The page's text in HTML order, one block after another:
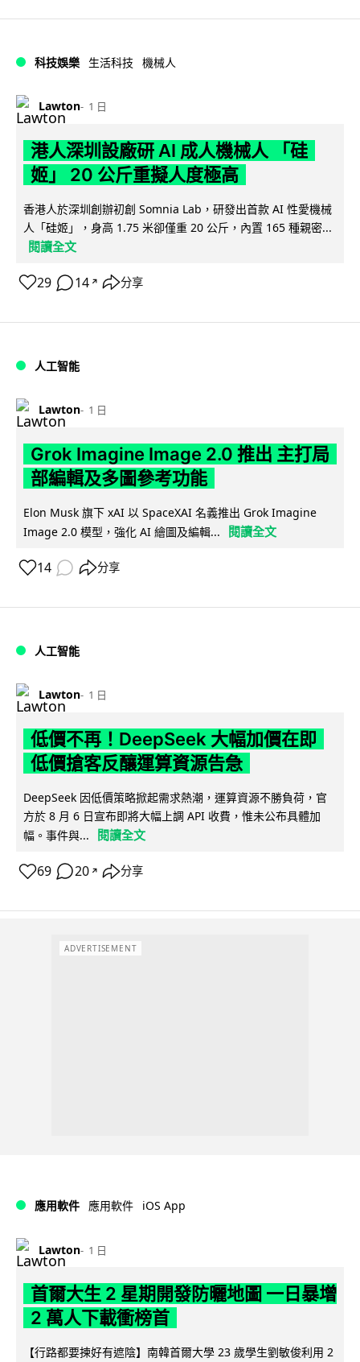
科技娛樂 生活科技 機械人
Lawton 1 日
港人深圳設廠研 AI 成人機械人 「硅
姬」 20 公斤重擬人度極高
香港人於深圳創辦初創 Somnia Lab，研發出首款 AI 性愛機械
人「硅姬」，身高 1.75 米卻僅重 20 公斤，內置 165 種親密...
閱讀全文
29 14 ↗ 分享
人工智能
Lawton 1 日
Grok Imagine Image 2.0 推出 主打局
部編輯及多圖參考功能
Elon Musk 旗下 xAI 以 SpaceXAI 名義推出 Grok Imagine
Image 2.0 模型，強化 AI 繪圖及編輯...
閱讀全文
14 分享
人工智能
Lawton 1 日
低價不再！DeepSeek 大幅加價在即
低價搶客反釀運算資源告急
DeepSeek 因低價策略掀起需求熱潮，運算資源不勝負荷，官
方於 8 月 6 日宣布即將大幅上調 API 收費，惟未公布具體加
幅。事件與...
閱讀全文
69 20 ↗ 分享
ADVERTISEMENT
應用軟件 應用軟件 iOS App
Lawton 1 日
首爾大生 2 星期開發防曬地圖 一日暴增
2 萬人下載衝榜首
【行路都要揀好有遮陰】南韓首爾大學 23 歲學生劉敏俊利用 2